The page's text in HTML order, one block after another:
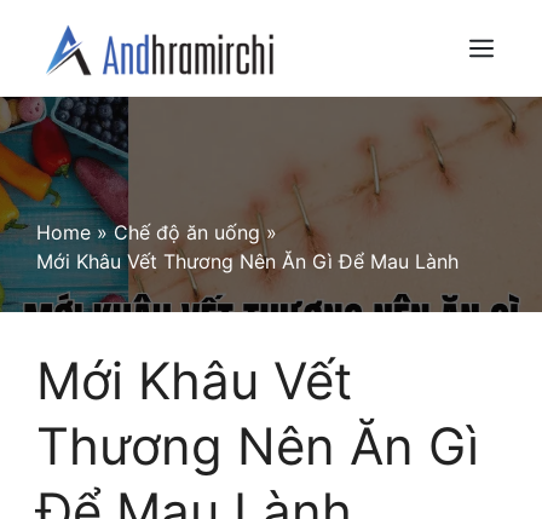
content
Menu
Home »Chế độ ăn uống »
Mới Khâu Vết Thương Nên Ăn Gì Để Mau Lành
Mới Khâu Vết
Thương Nên Ăn Gì